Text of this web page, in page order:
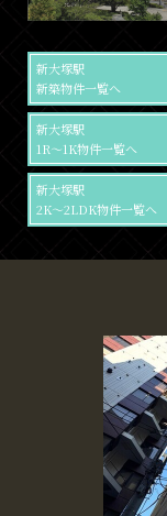
新大塚駅
新築物件一覧へ
新大塚駅
1R～1K物件一覧へ
新大塚駅
2K～2LDK物件一覧へ